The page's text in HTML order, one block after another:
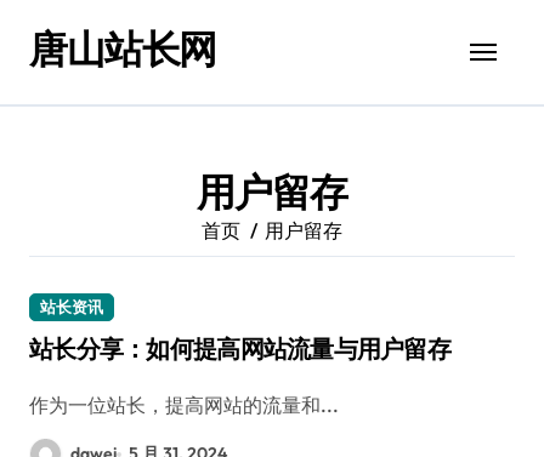
唐山站长网
用户留存
首页 用户留存
站长资讯
站长分享：如何提高网站流量与用户留存
作为一位站长，提高网站的流量和...